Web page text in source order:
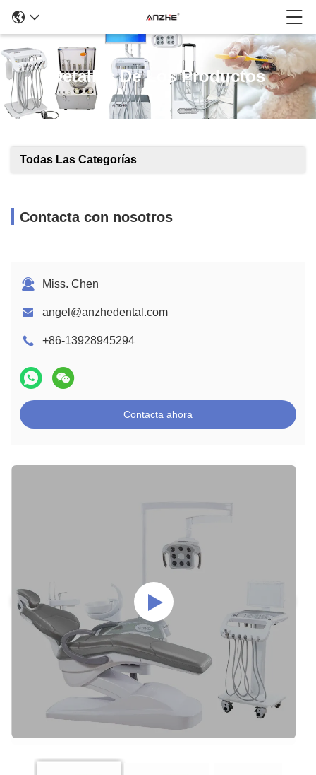
Detalles De Los Productos
Todas Las Categorías
Contacta con nosotros
Miss. Chen
angel@anzhedental.com
+86-13928945294
Contacta ahora